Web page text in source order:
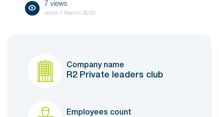
7 views
since 1 March 2020
Company name
R2 Private leaders club
Employees count